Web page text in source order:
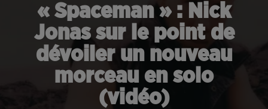
« Spaceman » : Nick
Jonas sur le point de
dévoiler un nouveau
morceau en solo
(vidéo)